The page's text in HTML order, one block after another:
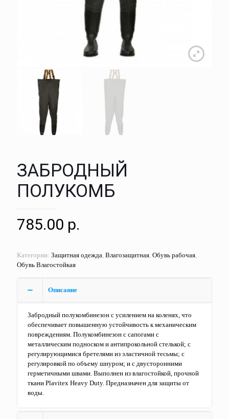
ЗАБРОДНЫЙ
ПОЛУКОМБ
785.00 р.
Категории: Защитная одежда, Влагозащитная, Обувь рабочая,
Обувь Влагостойкая
Описание
Забродный полукомбинезон с усилением на коленях, что
обеспечивает повышенную устойчивость к механическим
повреждениям. Полукомбинезон с сапогами с
металлическим подноском и антипрокольной стелькой; с
регулирующимися бретелями из эластичной тесьмы; с
регулировкой по объему шнуром; и с двусторонними
герметичными швами. Выполнен из влагостойкой, прочной
ткани Plavitex Heavy Duty. Предназначен для защиты от
воды.